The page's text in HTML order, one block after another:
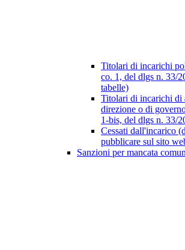
Titolari di incarichi
co. 1, del dlgs n. 33/
tabelle)
Titolari di incarichi di
direzione o di
1-bis, del dlgs n. 33/
Cessati dall'incarico
pubblicare sul sito
Sanzioni per mancata